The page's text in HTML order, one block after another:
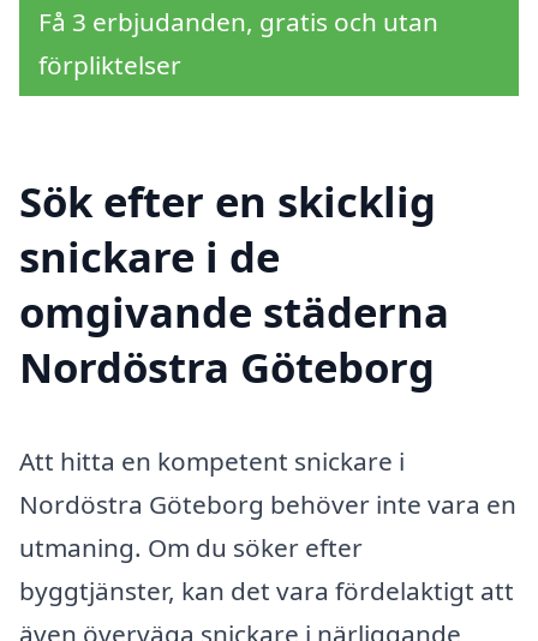
Få 3 erbjudanden, gratis och utan
förpliktelser
Sök efter en skicklig
snickare i de
omgivande städerna
Nordöstra Göteborg
Att hitta en kompetent snickare i
Nordöstra Göteborg behöver inte vara en
utmaning. Om du söker efter
byggtjänster, kan det vara fördelaktigt att
även överväga snickare i närliggande